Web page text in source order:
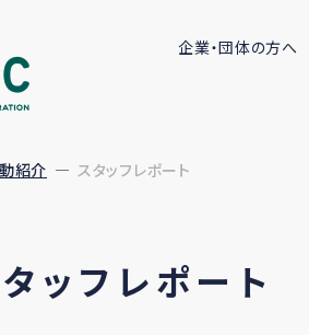
企業・団体の方へ
紹介 スタッフレポート
ッフレポート